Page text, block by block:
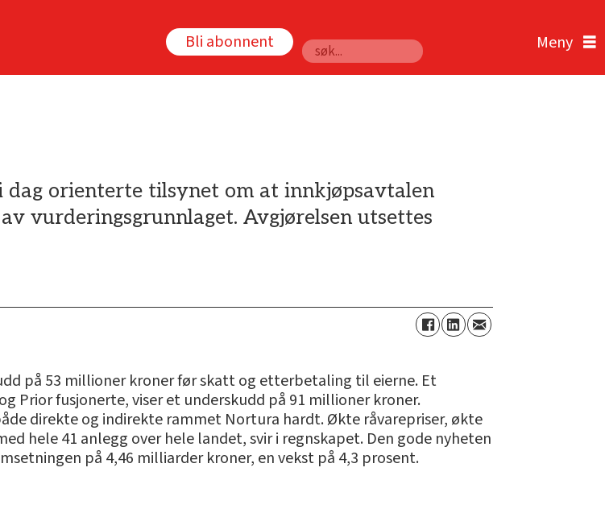
Bli abonnent
Søk
dag orienterte tilsynet om at innkjøpsavtalen
vurderingsgrunnlaget. Avgjørelsen utsettes
på 53 millioner kroner før skatt og etterbetaling til eierne. Et
Prior fusjonerte, viser et underskudd på 91 millioner kroner.
direkte og indirekte rammet Nortura hardt. Økte råvarepriser, økte
hele 41 anlegg over hele landet, svir i regnskapet. Den gode nyheten
på 4,46 milliarder kroner, en vekst på 4,3 prosent.